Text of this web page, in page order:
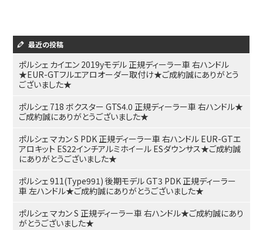
最近の投稿
ポルシェ カイエン 2019yモデル 正規ディーラー車 右ハンドル
★EUR-GTフルエアロオーダー取付け★ご成約誠にありがとう
ございました★
ポルシェ 718 ボクスター GTS4.0 正規ディーラー車 右ハンドル★
ご成約誠にありがとうございました★
ポルシェ マカン S PDK 正規ディーラー車 右ハンドル EUR-GTエ
アロキット ES22インチアルミホイール ESダウンサス★ご成約誠
にありがとうございました★
ポルシェ 911(Type991) 後期モデル GT3 PDK 正規ディーラー
車 左ハンドル★ご成約誠にありがとうございました★
ポルシェ マカン S 正規ディーラー車 右ハンドル★ご成約誠にあり
がとうございました★